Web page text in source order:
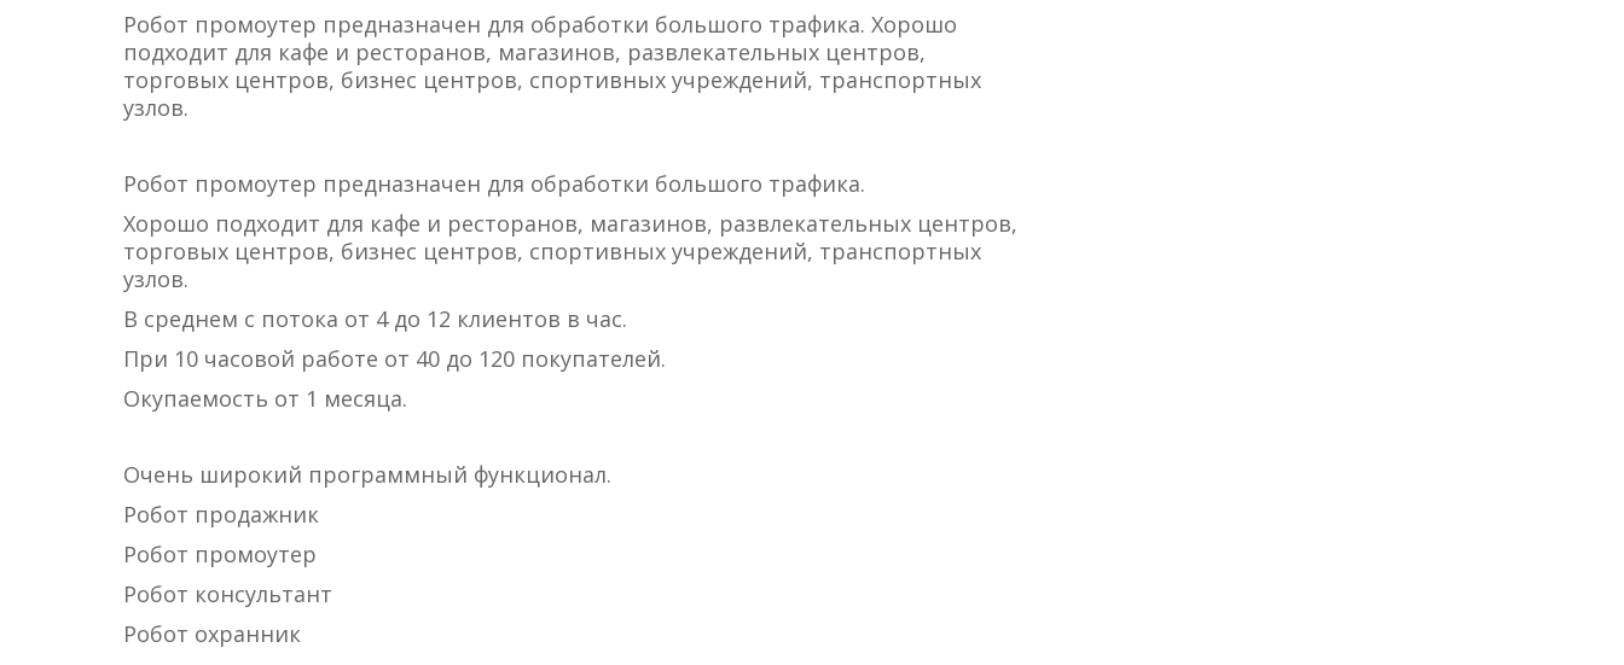
Робот промоутер предназначен для обработки большого трафика. Хорошо
подходит для кафе и ресторанов, магазинов, развлекательных центров,
торговых центров, бизнес центров, спортивных учреждений, транспортных
узлов.
Робот промоутер предназначен для обработки большого трафика.
Хорошо подходит для кафе и ресторанов, магазинов, развлекательных центров,
торговых центров, бизнес центров, спортивных учреждений, транспортных
узлов.
В среднем с потока от 4 до 12 клиентов в час.
При 10 часовой работе от 40 до 120 покупателей.
Окупаемость от 1 месяца.
Очень широкий программный функционал.
Робот продажник
Робот промоутер
Робот консультант
Робот охранник